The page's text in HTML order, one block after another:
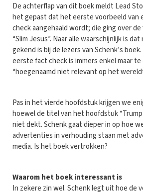
De achterflap van dit boek meldt Lead
het gepast dat het eerste voorbeeld van
check aangehaald wordt; die ging over
“Slim Jesus”. Naar alle waarschijnlijk is
gekend is bij de lezers van Schenk’s
eerste fact check is immers enkel maar te
“hoegenaamd niet relevant op het
Pas in het vierde hoofdstuk krijgen we
hoewel de titel van het hoofdstuk
niet dekt. Schenk gaat dieper in op hoe
advertenties in verhouding staan met
media. Is het boek vertrokken?
Waarom het boek interessant is
In zekere zin wel. Schenk legt uit hoe de